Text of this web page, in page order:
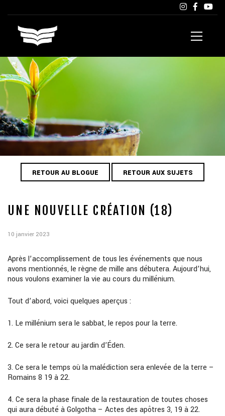
RETOUR AU BLOGUE RETOUR AUX SUJETS
UNE NOUVELLE CRÉATION (18)
10 janvier 2023
Après l’accomplissement de tous les événements que nous
avons mentionnés, le règne de mille ans débutera. Aujourd’hui,
nous voulons examiner la vie au cours du millénium.
Tout d’abord, voici quelques aperçus :
1. Le millénium sera le sabbat, le repos pour la terre.
2.Ce sera le retour au jardin d’Éden.
3.Ce sera le temps où la malédiction sera enlevée de la terre –
Romains 8 19 à 22.
4.Ce sera la phase finale de la restauration de toutes choses
qui aura débuté à Golgotha – Actes des apôtres 3, 19 à 22.